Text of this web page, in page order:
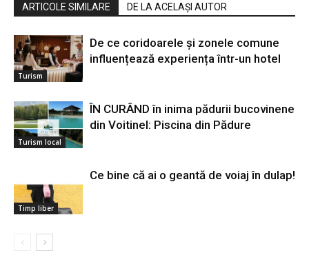
ARTICOLE SIMILARE DE LA ACELAȘI AUTOR
Turism
De ce coridoarele și zonele comune
influențează experiența într-un hotel
Turism local
ÎN CURÂND în inima pădurii bucovinene
din Voitinel: Piscina din Pădure
Timp liber
Ce bine că ai o geantă de voiaj în dulap!